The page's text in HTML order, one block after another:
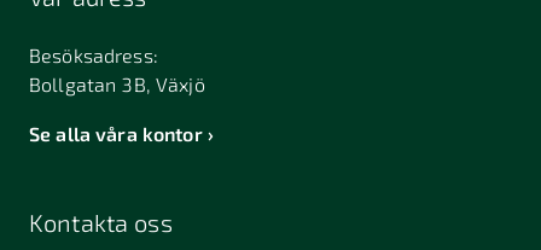
Besöksadress:
Bollgatan 3B, Växjö
Se alla våra kontor
Kontakta oss